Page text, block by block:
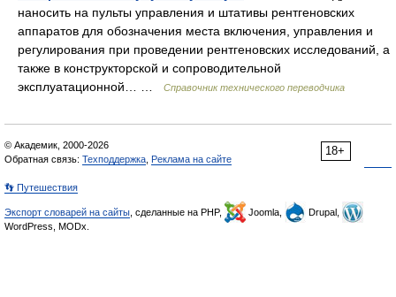
наносить на пульты управления и штативы рентгеновских
аппаратов для обозначения места включения, управления и
регулирования при проведении рентгеновских исследований, а
также в конструкторской и сопроводительной
эксплуатационной… …
Справочник технического переводчика
18+
© Академик, 2000-2026
Обратная связь: Техподдержка Реклама на сайте
👣 Путешествия
Экспорт словарей на сайты , сделанные на PHP, Joomla,
Drupal,
WordPress, MODx.